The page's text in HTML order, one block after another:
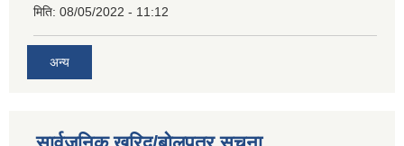
मिति: 08/05/2022 - 11:12
अन्य